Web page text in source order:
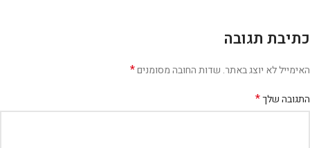
כתיבת תגובה
האימייל לא יוצג באתר. שדות החובה מסומנים*
התגובה שלך*